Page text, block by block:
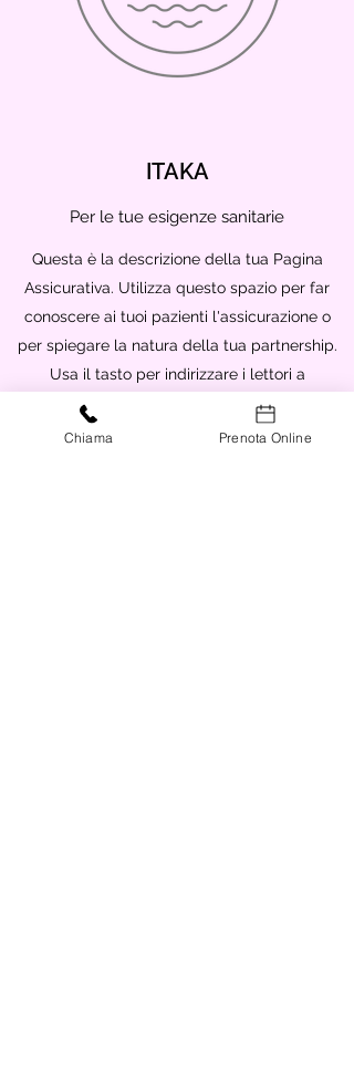
ITAKA
Per le tue esigenze sanitarie
Questa è la descrizione della tua Pagina
Assicurativa. Utilizza questo spazio per far
conoscere ai tuoi pazienti l'assicurazione o
per spiegare la natura della tua partnership.
Usa il tasto per indirizzare i lettori a
contattarti o verso altre pagine pertinenti sul
Chiama Prenota Online